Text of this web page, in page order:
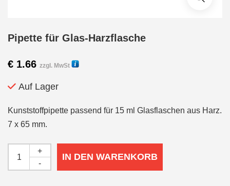
Pipette für Glas-Harzflasche
€ 1.66 zzgl. MwSt
Auf Lager
Kunststoffpipette passend für 15 ml Glasflaschen aus Harz.
7 x 65 mm.
-
+
IN DEN WARENKORB